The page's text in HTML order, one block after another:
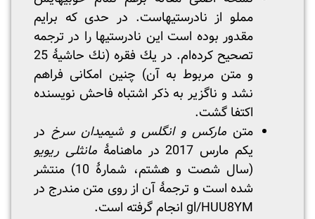
مملو از نادرستیهاست. در حدی که برایم
مقدور بوده است این نادرستیها را در ترجمه
تصحیح کرده‌ام. در یك فقره (نك حاشیۀ 25
و متن مربوط به آن) چنین امکانی فراهم
نشد و ناگزیر به ذکر اشتباه فاحش نویسنده
اکتفا گشت.
متن مارکس و انگلس و شیمیدان سرخ در
یکم مارس 2017 در ماهنامۀ
مانثلی ریویو
(سال شصت و هشتم، شمارۀ 10) منتشر
شده است و ترجمۀ آن از روی متن مندرج در
gl/HUU8YM انجام گرفته است.